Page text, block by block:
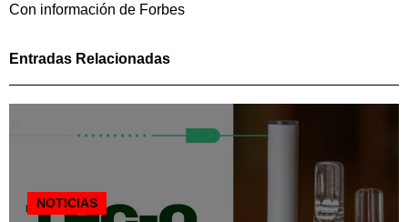
Con información de Forbes
Entradas Relacionadas
NOTICIAS